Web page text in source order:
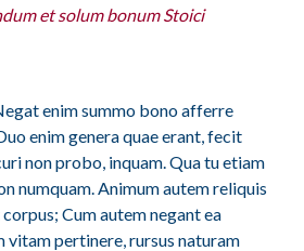
et solum bonum Stoici
enim summo bono afferre
enim genera quae erant, fecit
non probo, inquam. Qua tu etiam
numquam. Animum autem reliquis
Cum autem negant ea
vitam pertinere, rursus naturam